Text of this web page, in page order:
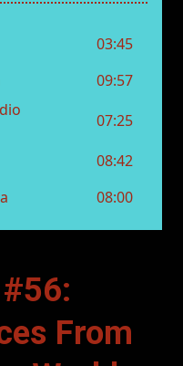
From